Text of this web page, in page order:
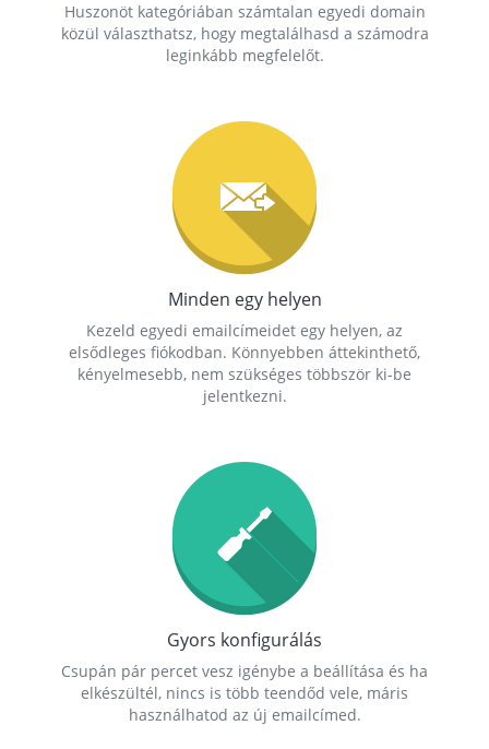
Huszonöt kategóriában számtalan egyedi domain
közül választhatsz, hogy megtalálhasd a számodra
leginkább megfelelőt.
Minden egy helyen
Kezeld egyedi emailcímeidet egy helyen, az
elsődleges fiókodban. Könnyebben áttekinthető,
kényelmesebb, nem szükséges többször ki-be
jelentkezni.
Gyors konfigurálás
Csupán pár percet vesz igénybe a beállítása és ha
elkészültél, nincs is több teendőd vele, máris
használhatod az új emailcímed.